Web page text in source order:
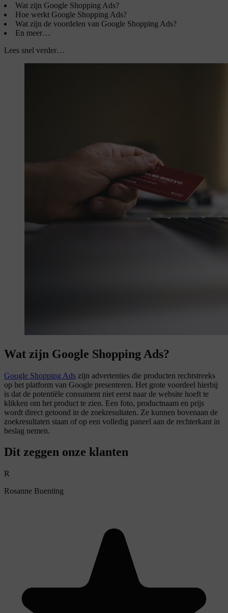
Wat zijn Google Shopping Ads?
Hoe werkt Google Shopping Ads?
Wat zijn de voordelen van Google Shopping Ads?
En meer…
Lees snel verder…
Wat zijn Google Shopping Ads?
Google Shopping Ads zijn advertenties die producten rechtstreeks
op het platform van Google presenteren. Het grote voordeel hierbij
is dat de potentiële consument niet eerst naar de website hoeft te
klikken om het product te zien. Een foto, productnaam en prijs
wordt direct getoond in de zoekresultaten. Ze kunnen bovenaan de
zoekresultaten staan of op een volledig paneel aan de rechterkant in
beslag nemen.
Dit zeggen onze klanten
R
Rosanne Buenting